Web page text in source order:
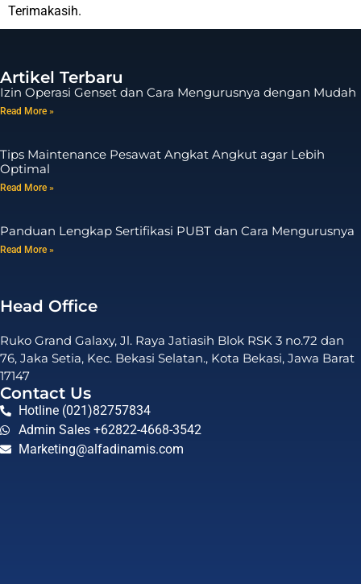
Terimakasih.
Artikel Terbaru
Izin Operasi Genset dan Cara Mengurusnya dengan Mudah
Read More »
Tips Maintenance Pesawat Angkat Angkut agar Lebih
Optimal
Read More »
Panduan Lengkap Sertifikasi PUBT dan Cara Mengurusnya
Read More »
Head Office
Ruko Grand Galaxy, Jl. Raya Jatiasih Blok RSK 3 no.72 dan
76, Jaka Setia, Kec. Bekasi Selatan., Kota Bekasi, Jawa Barat
17147
Contact Us
Hotline (021)82757834
Admin Sales +62822-4668-3542
Marketing@alfadinamis.com